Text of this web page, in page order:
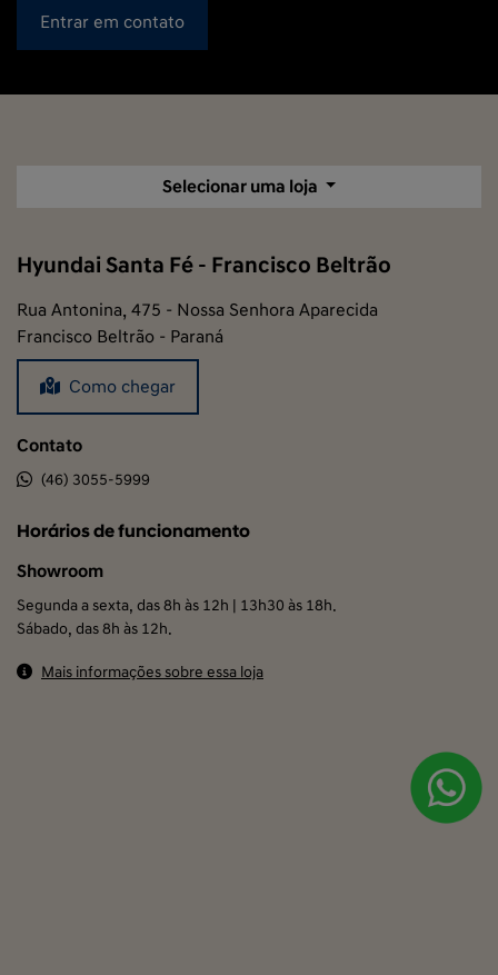
Entrar em contato
Selecionar uma loja
Hyundai Santa Fé - Francisco Beltrão
Rua Antonina, 475 - Nossa Senhora Aparecida
Francisco Beltrão - Paraná
Como chegar
Contato
(46) 3055-5999
Horários de funcionamento
Showroom
Segunda a sexta, das 8h às 12h | 13h30 às 18h.
Sábado, das 8h às 12h.
Mais informações sobre essa loja